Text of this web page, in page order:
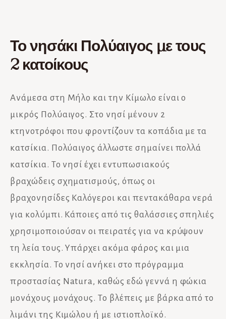
Το νησάκι Πολύαιγος με τους
2 κατοίκους
Ανάμεσα στη Μήλο και την Κίμωλο είναι ο
μικρός Πολύαιγος. Στο νησί μένουν 2
κτηνοτρόφοι που φροντίζουν τα κοπάδια με τα
κατσίκια. Πολύαιγος άλλωστε σημαίνει πολλά
κατσίκια. Το νησί έχει εντυπωσιακούς
βραχώδεις σχηματισμούς, όπως οι
βραχονησίδες Καλόγεροι και πεντακάθαρα νερά
για κολύμπι. Κάποιες από τις θαλάσσιες σπηλιές
χρησιμοποιούσαν οι πειρατές για να κρύψουν
τη λεία τους. Υπάρχει ακόμα φάρος και μια
εκκλησία. Το νησί ανήκει στο πρόγραμμα
προστασίας Natura, καθώς εδώ γεννά η φώκια
μονάχους μονάχους. Το βλέπεις με βάρκα από το
λιμάνι της Κιμώλου ή με ιστιοπλοϊκό.